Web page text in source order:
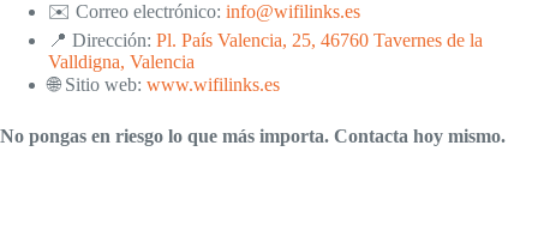
✉️ Correo electrónico: info@wifilinks.es
📍 Dirección: Pl. País Valencia, 25, 46760 Tavernes de la
Valldigna, Valencia
🌐 Sitio web: www.wifilinks.es
No pongas en riesgo lo que más importa. Contacta hoy mismo.